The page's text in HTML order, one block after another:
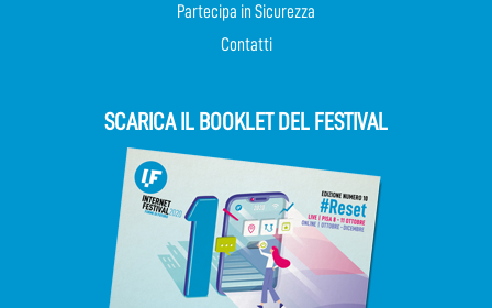
Partecipa in Sicurezza
Contatti
SCARICA IL BOOKLET DEL FESTIVAL